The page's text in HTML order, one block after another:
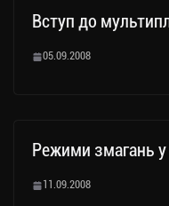
Вступ до
05.09.2008
Режими змагань у
11.09.2008